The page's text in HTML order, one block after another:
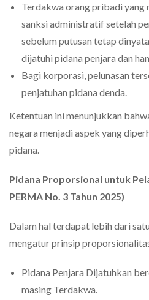
Terdakwa orang pribadi yang
sanksi administratif setelah
sebelum putusan tetap
dijatuhi pidana penjara dan
Bagi korporasi, pelunasan
penjatuhan pidana denda.
Ketentuan ini menunjukkan
negara menjadi aspek yang
pidana.
Pidana Proporsional untuk
PERMA No. 3 Tahun 2025)
Dalam hal terdapat lebih dari
mengatur prinsip
Pidana Penjara Dijatuhkan
masing Terdakwa.